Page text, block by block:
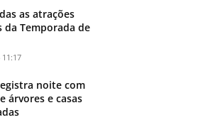
as atrações
da Temporada de
noite com
árvores e casas